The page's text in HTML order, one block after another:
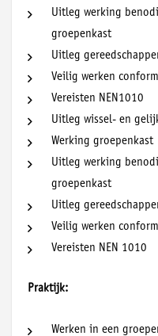
Uitleg werking
groepenkast
Uitleg
Veilig werken
Vereisten NEN1010
Uitleg wissel- en
Werking groepenkast
Uitleg werking
groepenkast
Uitleg
Veilig werken
Vereisten NEN 1010
Praktijk:
Werken in een